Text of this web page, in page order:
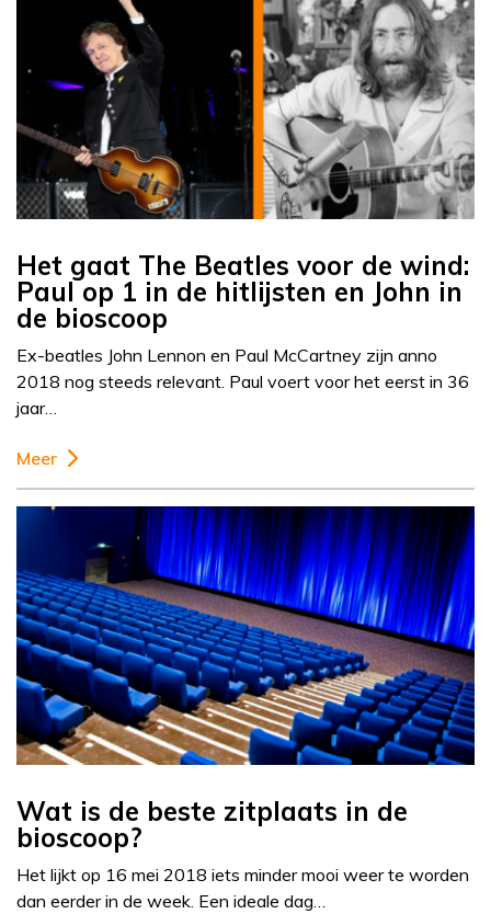
Het gaat The Beatles voor de wind:
Paul op 1 in de hitlijsten en John in
de bioscoop
Ex-beatles John Lennon en Paul McCartney zijn anno
2018 nog steeds relevant. Paul voert voor het eerst in 36
jaar…
Meer
Wat is de beste zitplaats in de
bioscoop?
Het lijkt op 16 mei 2018 iets minder mooi weer te worden
dan eerder in de week. Een ideale dag…